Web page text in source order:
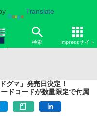
Translate
検索 Impressサイト
グマ」発売日決定！
ドコードが数量限定で付属